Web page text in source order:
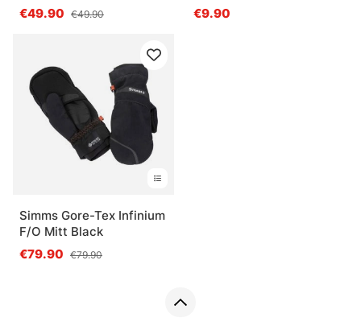
€49.90 €49.90
€9.90
Simms Gore-Tex Infinium
F/O Mitt Black
€79.90 €79.90